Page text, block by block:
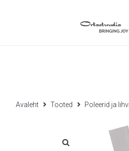
Avaleht Tooted Poleerid ja